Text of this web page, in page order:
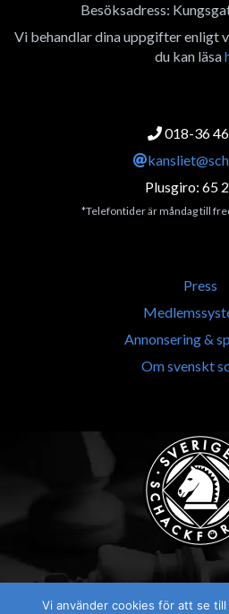
Besöksadress:
Vi behandlar dina uppgifter enligt
du kan läsa
018-36
Plusgiro: 65
*Telefontider är måndag till
Press
Annonsering &
Om svenskt
Vi använder cookies för att se